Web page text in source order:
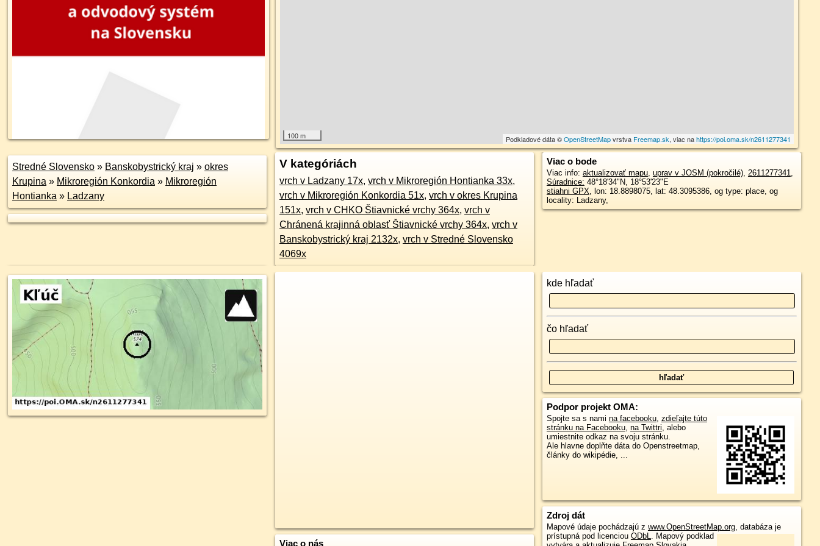
100 m Podkladové dáta ©OpenStreetMapvrstva Freemap.sk, viac nahttps://poi.oma.sk/n2611277341
Stredné Slovensko » Banskobystrický kraj » okres
Krupina » Mikroregión Konkordia » Mikroregión
Hontianka » Ladzany
V kategóriách
vrch v Ladzany 17x, vrch v Mikroregión Hontianka 33x,
vrch v Mikroregión Konkordia 51x, vrch v okres Krupina
151x, vrch v CHKO Štiavnické vrchy 364x, vrch v
Chránená krajinná oblasť Štiavnické vrchy 364x, vrch v
Banskobystrický kraj 2132x, vrch v Stredné Slovensko
4069x
Viac o bode
Viac info: aktualizovať mapu, uprav v JOSM (pokročilé), 2611277341,
Súradnice: 48°18'34"N, 18°53'23"E
stiahni GPX, lon: 18.8898075, lat: 48.3095386, og type: place, og
locality: Ladzany,
Viac o nás
kde hľadať
čo hľadať
Podpor projekt OMA:
Spojte sa s nami na facebooku, zdieľajte túto
stránku na Facebooku, na Twittri, alebo
umiestnite odkaz na svoju stránku.
Ale hlavne doplňte dáta do Openstreetmap,
články do wikipédie, ...
Zdroj dát
Mapové údaje pochádzajú z www.OpenStreetMap.org, databáza je
prístupná pod licenciou ODbL. Mapový podklad